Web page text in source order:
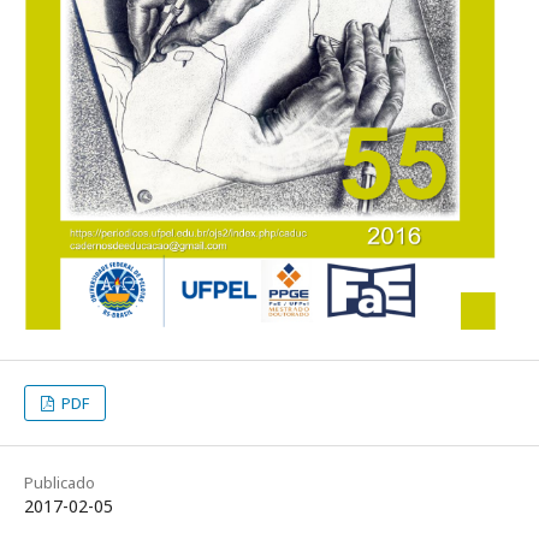
PDF
Publicado
2017-02-05